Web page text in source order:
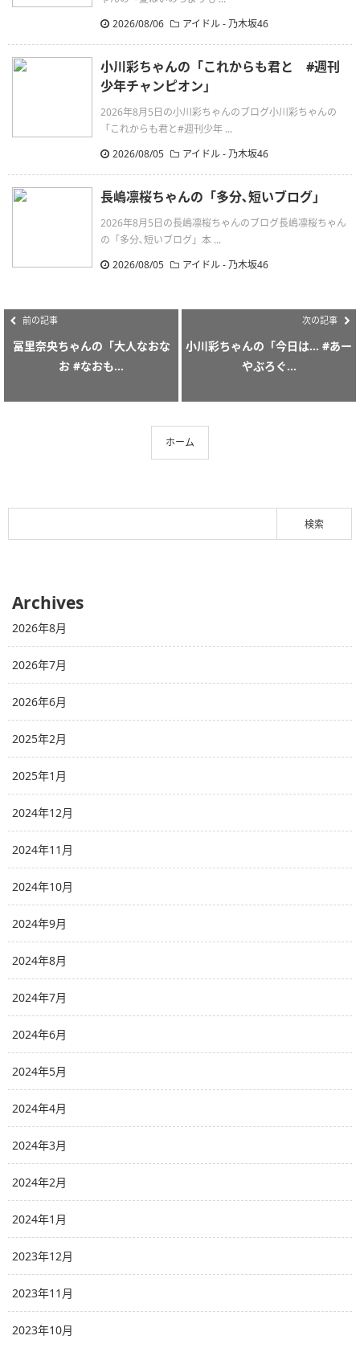
2026/08/06
アイドル - 乃木坂46
小川彩ちゃんの「これからも君と #週刊
少年チャンピオン」
2026年8月5日の小川彩ちゃんのブログ小川彩ちゃんの
「これからも君と#週刊少年 ...
2026/08/05
アイドル - 乃木坂46
長嶋凛桜ちゃんの「多分､短いブログ」
2026年8月5日の長嶋凛桜ちゃんのブログ長嶋凛桜ちゃん
の「多分､短いブログ」本 ...
2026/08/05
アイドル - 乃木坂46
前の記事
冨里奈央ちゃんの「大人なおな
お #なおも...
次の記事
小川彩ちゃんの「今日は… #あー
やぶろぐ...
ホーム
Archives
2026年8月
2026年7月
2026年6月
2025年2月
2025年1月
2024年12月
2024年11月
2024年10月
2024年9月
2024年8月
2024年7月
2024年6月
2024年5月
2024年4月
2024年3月
2024年2月
2024年1月
2023年12月
2023年11月
2023年10月